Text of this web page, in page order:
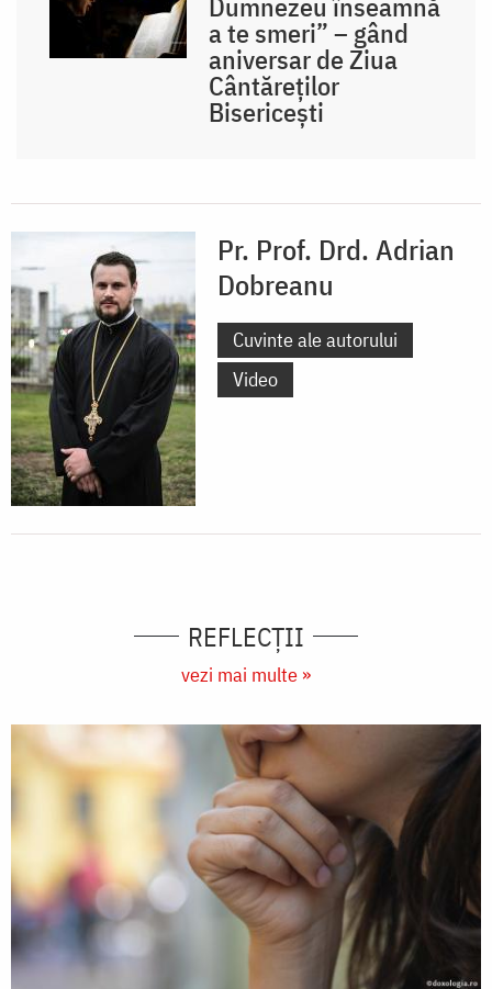
a te smeri” – gând
aniversar de Ziua
Cântăreților
Bisericești
Pr. Prof. Drd. Adrian
Dobreanu
Cuvinte ale autorului
Video
REFLECȚII
vezi mai multe »